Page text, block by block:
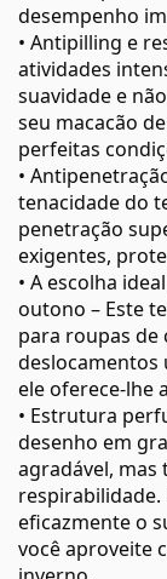
desempenho
• Antipilling e
atividades
suavidade e
seu macacão
perfeitas
•
tenacidade do
penetração
exigentes,
• A escolha
outono – Este
para roupas de
deslocamentos
ele oferece-lhe
• Estrutura
desenho em
agradável, mas
respirabilidade.
eficazmente o
você aproveite